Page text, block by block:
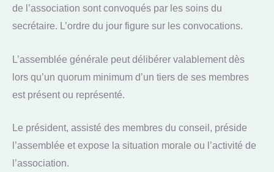
de l’association sont convoqués par les soins du
secrétaire. L’ordre du jour figure sur les convocations.
L’assemblée générale peut délibérer valablement dès
lors qu’un quorum minimum d’un tiers de ses membres
est présent ou représenté.
Le président, assisté des membres du conseil, préside
l’assemblée et expose la situation morale ou l’activité de
l’association.